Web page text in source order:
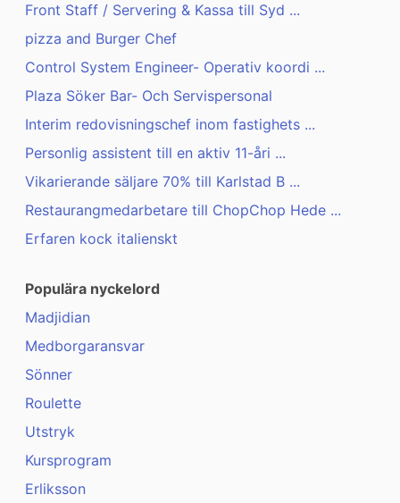
Front Staff / Servering & Kassa till Syd ...
pizza and Burger Chef
Control System Engineer- Operativ koordi ...
Plaza Söker Bar- Och Servispersonal
Interim redovisningschef inom fastighets ...
Personlig assistent till en aktiv 11-åri ...
Vikarierande säljare 70% till Karlstad B ...
Restaurangmedarbetare till ChopChop Hede ...
Erfaren kock italienskt
Populära nyckelord
Madjidian
Medborgaransvar
Sönner
Roulette
Utstryk
Kursprogram
Erliksson